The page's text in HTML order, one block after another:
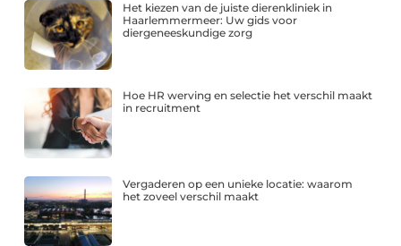
Het kiezen van de juiste dierenkliniek in
Haarlemmermeer: Uw gids voor
diergeneeskundige zorg
Hoe HR werving en selectie het verschil maakt
in recruitment
Vergaderen op een unieke locatie: waarom
het zoveel verschil maakt